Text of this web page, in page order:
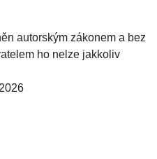
autorským zákonem a bez
ho nelze jakkoliv